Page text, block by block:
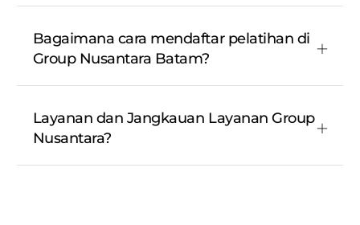
Bagaimana cara mendaftar pelatihan di
Group Nusantara Batam?
Layanan dan Jangkauan Layanan Group
Nusantara?